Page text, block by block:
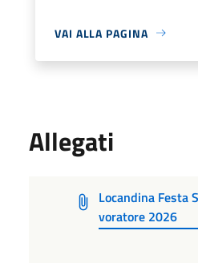
VAI ALLA PAGINA
Allegati
Locandina Festa
voratore 2026